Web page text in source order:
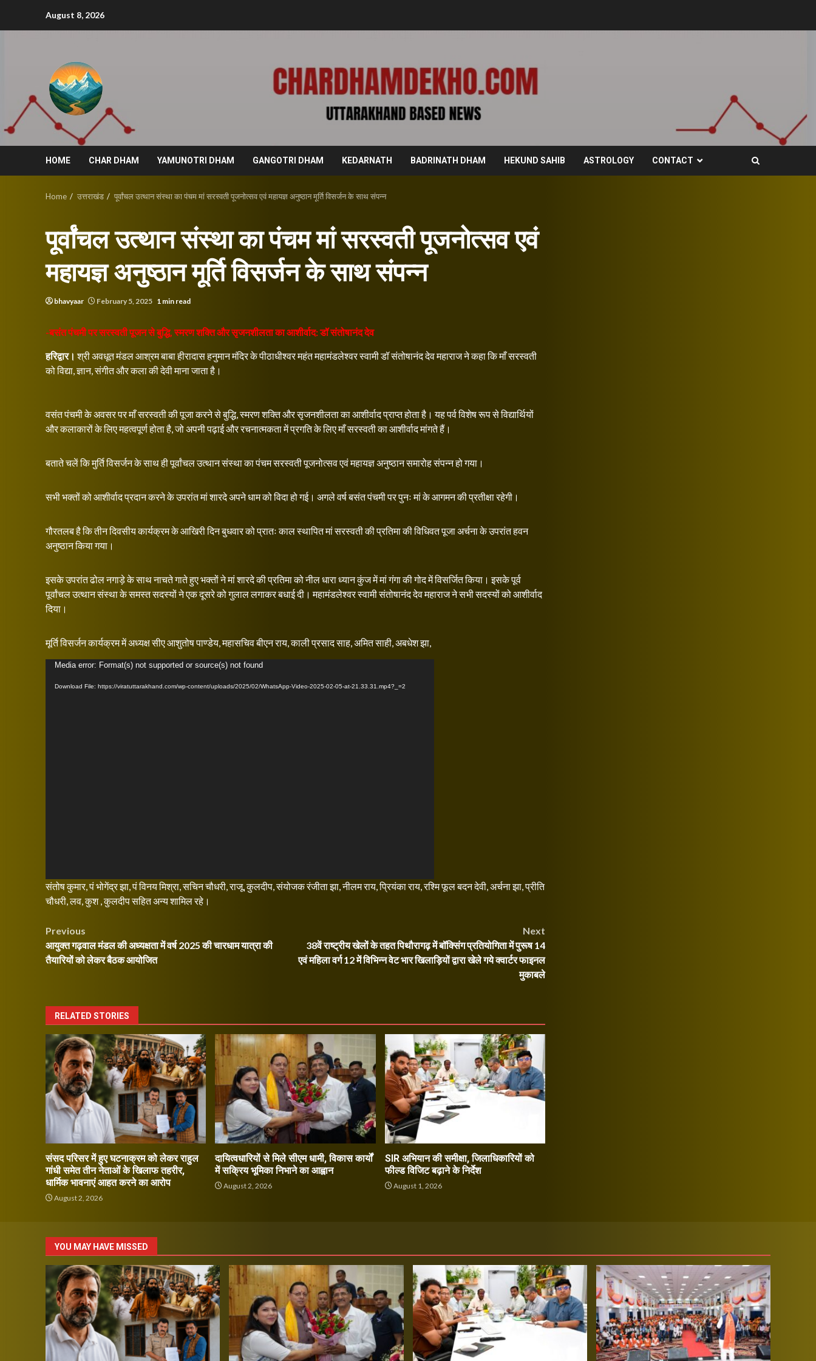
August 8, 2026
HOME CHAR DHAM YAMUNOTRI DHAM GANGOTRI DHAM KEDARNATH BADRINATH DHAM HEKUND SAHIB ASTROLOGY CONTACT
Home उत्तराखंड पूर्वांचल उत्थान संस्था का पंचम मां सरस्वती पूजनोत्सव एवं महायज्ञ अनुष्ठान मूर्ति विसर्जन के साथ संपन्न
पूर्वांचल उत्थान संस्था का पंचम मां सरस्वती पूजनोत्सव एवं
महायज्ञ अनुष्ठान मूर्ति विसर्जन के साथ संपन्न
bhavyaar February 5, 2025 1 min read
-बसंत पंचमी पर सरस्वती पूजन से बुद्धि, स्मरण शक्ति और सृजनशीलता का आशीर्वाद: डॉ संतोषानंद देव
हरिद्वार। श्री अवधूत मंडल आश्रम बाबा हीरादास हनुमान मंदिर के पीठाधीश्वर महंत महामंडलेश्वर स्वामी डॉ संतोषानंद देव महाराज ने कहा कि माँ सरस्वती
को विद्या, ज्ञान, संगीत और कला की देवी माना जाता है।
वसंत पंचमी के अवसर पर माँ सरस्वती की पूजा करने से बुद्धि, स्मरण शक्ति और सृजनशीलता का आशीर्वाद प्राप्त होता है। यह पर्व विशेष रूप से विद्यार्थियों
और कलाकारों के लिए महत्वपूर्ण होता है, जो अपनी पढ़ाई और रचनात्मकता में प्रगति के लिए माँ सरस्वती का आशीर्वाद मांगते हैं।
बताते चलें कि मुर्ति विसर्जन के साथ ही पूर्वांचल उत्थान संस्था का पंचम सरस्वती पूजनोत्सव एवं महायज्ञ अनुष्ठान समारोह संपन्न हो गया।
सभी भक्तों को आशीर्वाद प्रदान करने के उपरांत मां शारदे अपने धाम को विदा हो गई। अगले वर्ष बसंत पंचमी पर पुनः मां के आगमन की प्रतीक्षा रहेगी।
गौरतलब है कि तीन दिवसीय कार्यक्रम के आखिरी दिन बुधवार को प्रातः काल स्थापित मां सरस्वती की प्रतिमा की विधिवत पूजा अर्चना के उपरांत हवन
अनुष्ठान किया गया।
इसके उपरांत ढोल नगाड़े के साथ नाचते गाते हुए भक्तों ने मां शारदे की प्रतिमा को नील धारा ध्यान कुंज में मां गंगा की गोद में विसर्जित किया। इसके पूर्व
पूर्वांचल उत्थान संस्था के समस्त सदस्यों ने एक दूसरे को गुलाल लगाकर बधाई दी। महामंडलेश्वर स्वामी संतोषानंद देव महाराज ने सभी सदस्यों को आशीर्वाद
दिया।
मूर्ति विसर्जन कार्यक्रम में अध्यक्ष सीए आशुतोष पाण्डेय, महासचिव बीएन राय, काली प्रसाद साह, अमित साही, अबधेश झा,
Video
Media error: Format(s) not supported or source(s) not found
Download File: https://viratuttarakhand.com/wp-content/uploads/2025/02/WhatsApp-Video-2025-02-05-at-21.33.31.mp4?_=2
संतोष कुमार, पं भोगेंद्र झा, पं विनय मिश्रा, सचिन चौधरी, राजू, कुलदीप, संयोजक रंजीता झा, नीलम राय, प्रियंका राय, रश्मि फूल बदन देवी, अर्चना झा, प्रीति
चौधरी, लव, कुश , कुलदीप सहित अन्य शामिल रहे।
Post
navigation
Previous
आयुक्त गढ़वाल मंडल की अध्यक्षता में वर्ष 2025 की चारधाम यात्रा की
तैयारियों को लेकर बैठक आयोजित
Next
38वें राष्ट्रीय खेलों के तहत पिथौरागढ़ में बॉक्सिंग प्रतियोगिता में पुरूष 14
एवं महिला वर्ग 12 में विभिन्न वेट भार खिलाड़ियों द्वारा खेले गये क्वार्टर फाइनल
मुकाबले
RELATED STORIES
संसद परिसर में हुए घटनाक्रम को लेकर राहुल
गांधी समेत तीन नेताओं के खिलाफ तहरीर,
धार्मिक भावनाएं आहत करने का आरोप
August 2, 2026
दायित्वधारियों से मिले सीएम धामी, विकास कार्यों
में सक्रिय भूमिका निभाने का आह्वान
August 2, 2026
SIR अभियान की समीक्षा, जिलाधिकारियों को
फील्ड विजिट बढ़ाने के निर्देश
August 1, 2026
YOU MAY HAVE MISSED